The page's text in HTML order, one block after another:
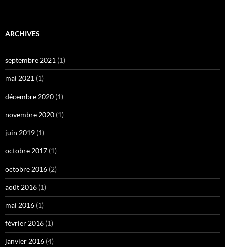
ARCHIVES
septembre 2021 (1)
mai 2021 (1)
décembre 2020 (1)
novembre 2020 (1)
juin 2019 (1)
octobre 2017 (1)
octobre 2016 (2)
août 2016 (1)
mai 2016 (1)
février 2016 (1)
janvier 2016 (4)